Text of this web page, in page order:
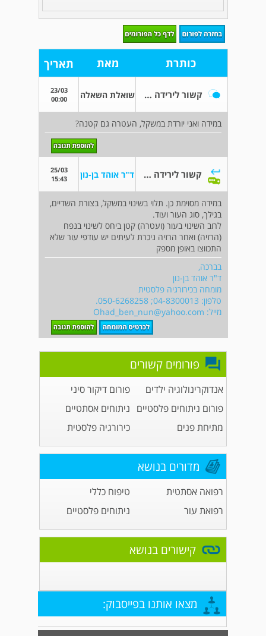
כותרת מאת תאריך
קשור לירידה במשקל שואלת השאלה
23/03
00:00
במידה ואני יורדת במשקל, העטרה גם קטנה?
קשור לירידה במשקל ד"ר אוהד בן-נון
25/03
15:43
במידה מסוימת כן. תלוי בשינוי במשקל, בצורת השדיים,
בגילך, סוג העור ועוד.
לרוב השינוי בעור (ועטרה) קטן ביחס לשינוי בנפח
(הרזיה) ואחר הרזיה ניכרת לעיתים יש עודפי עור שלא
התכווצו באופן מספק
בברכה,
ד"ר אוהד בן-נון
מומחה בכירורגיה פלסטית
טלפון: 04-8300013; 050-6268258.
מייל: Ohad_ben_nun@yahoo.com
פורומים קשורים
אנדוקרינולוגיה ילדים
פורום דיקור סיני
פורום ניתוחים פלסטיים ניתוחים אסתטיים
מתיחת פנים
כירורגיה פלסטית
מדורים בנושא
רפואה אסתטית
טיפוח כללי
רפואת עור
ניתוחים פלסטיים
קישורים בנושא
מצאו אותנו בפייסבוק: